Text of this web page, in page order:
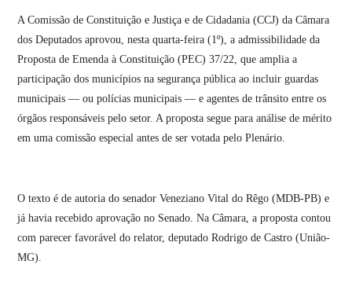
A Comissão de Constituição e Justiça e de Cidadania (CCJ) da Câmara
dos Deputados aprovou, nesta quarta-feira (1º), a admissibilidade da
Proposta de Emenda à Constituição (PEC) 37/22, que amplia a
participação dos municípios na segurança pública ao incluir guardas
municipais — ou polícias municipais — e agentes de trânsito entre os
órgãos responsáveis pelo setor. A proposta segue para análise de mérito
em uma comissão especial antes de ser votada pelo Plenário.
O texto é de autoria do senador Veneziano Vital do Rêgo (MDB-PB) e
já havia recebido aprovação no Senado. Na Câmara, a proposta contou
com parecer favorável do relator, deputado Rodrigo de Castro (União-
MG).